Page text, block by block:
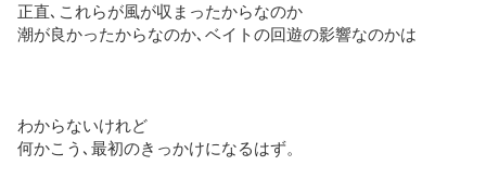
正直､これらが風が収まったからなのか
潮が良かったからなのか､ベイトの回遊の影響なのかは
わからないけれど
何かこう､最初のきっかけになるはず。